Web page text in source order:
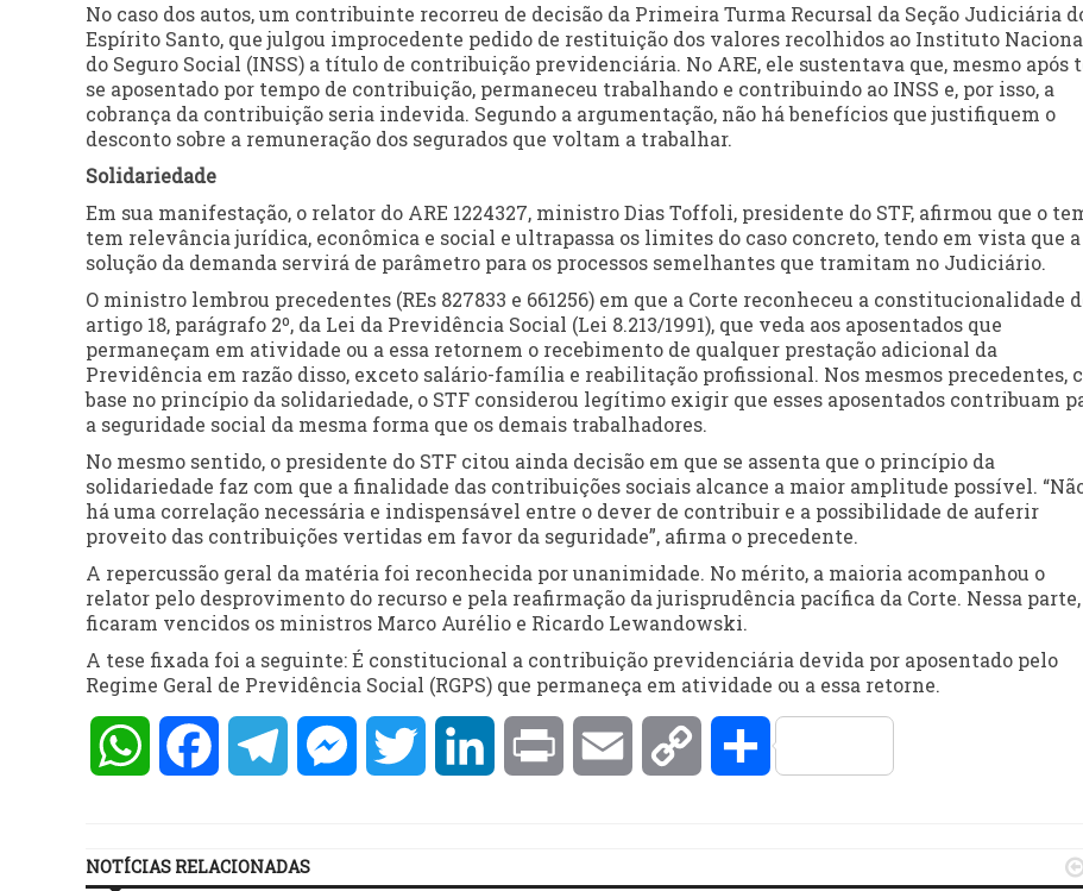
No caso dos autos, um contribuinte recorreu de decisão da Primeira Turma Recursal da Seção Judiciária
Espírito Santo, que julgou improcedente pedido de restituição dos valores recolhidos ao Instituto
do Seguro Social (INSS) a título de contribuição previdenciária. No ARE, ele sustentava que, mesmo após
se aposentado por tempo de contribuição, permaneceu trabalhando e contribuindo ao INSS e, por isso, a
cobrança da contribuição seria indevida. Segundo a argumentação, não há benefícios que justifiquem o
desconto sobre a remuneração dos segurados que voltam a trabalhar.
Solidariedade
Em sua manifestação, o relator do ARE 1224327, ministro Dias Toffoli, presidente do STF, afirmou que o
tem relevância jurídica, econômica e social e ultrapassa os limites do caso concreto, tendo em vista que a
solução da demanda servirá de parâmetro para os processos semelhantes que tramitam no Judiciário.
O ministro lembrou precedentes (REs 827833 e 661256) em que a Corte reconheceu a constitucionalidade
artigo 18, parágrafo 2º, da Lei da Previdência Social (Lei 8.213/1991), que veda aos aposentados que
permaneçam em atividade ou a essa retornem o recebimento de qualquer prestação adicional da
Previdência em razão disso, exceto salário-família e reabilitação profissional. Nos mesmos precedentes,
base no princípio da solidariedade, o STF considerou legítimo exigir que esses aposentados contribuam
a seguridade social da mesma forma que os demais trabalhadores.
No mesmo sentido, o presidente do STF citou ainda decisão em que se assenta que o princípio da
solidariedade faz com que a finalidade das contribuições sociais alcance a maior amplitude possível.
há uma correlação necessária e indispensável entre o dever de contribuir e a possibilidade de auferir
proveito das contribuições vertidas em favor da seguridade”, afirma o precedente.
A repercussão geral da matéria foi reconhecida por unanimidade. No mérito, a maioria acompanhou o
relator pelo desprovimento do recurso e pela reafirmação da jurisprudência pacífica da Corte. Nessa parte,
ficaram vencidos os ministros Marco Aurélio e Ricardo Lewandowski.
A tese fixada foi a seguinte: É constitucional a contribuição previdenciária devida por aposentado pelo
Regime Geral de Previdência Social (RGPS) que permaneça em atividade ou a essa retorne.
WhatsAppFacebookTelegramMessengerTwitter LinkedInPrint Email Copy Compartilhar
NOTÍCIAS RELACIONADAS